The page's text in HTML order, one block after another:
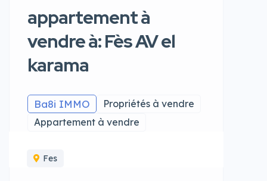
appartement à
vendre à: Fès AV el
karama
Ba8i IMMO
Propriétés à vendre
Appartement à vendre
Fes